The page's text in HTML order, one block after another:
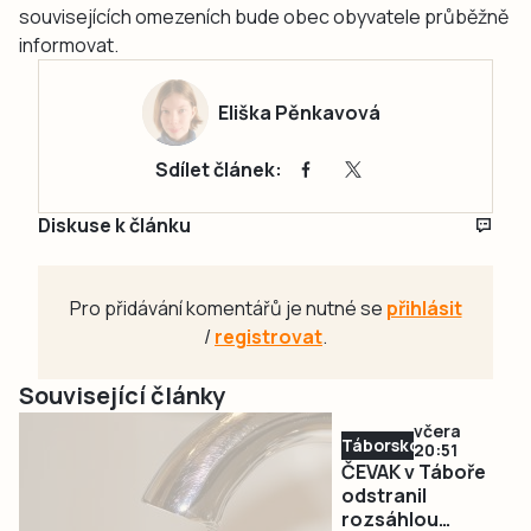
souvisejících omezeních bude obec obyvatele průběžně
informovat.
Eliška Pěnkavová
Sdílet článek:
Diskuse k článku
Pro přidávání komentářů je nutné se přihlásit
/registrovat.
Související články
Táborsko
včera
20:51
ČEVAK v Táboře
odstranil
rozsáhlou